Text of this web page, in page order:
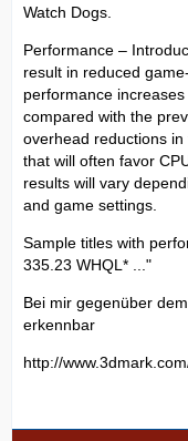
Watch Dogs.
Performance –
result in reduced
performance
compared with the
overhead reductions
that will often favor
results will vary
and game settings.
Sample titles with
335.23 WHQL* ..."
Bei mir gegenüber
erkennbar
http://